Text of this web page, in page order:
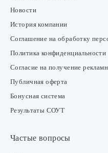
Новости
История компании
Соглашение на обработку
Политика конфиденциальности
Согласие на получение
Публичная оферта
Бонусная система
Результаты СОУТ
Частые вопросы